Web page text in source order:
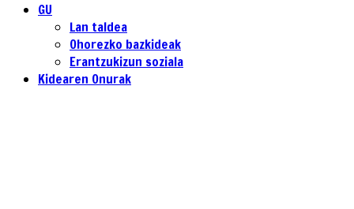
GU
Lan taldea
Ohorezko bazkideak
Erantzukizun soziala
Kidearen Onurak